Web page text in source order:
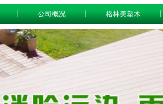
公司概况 格林美塑木